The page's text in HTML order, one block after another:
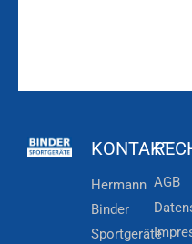
KONTAKT
Hermann
Binder
Sportgeräte
AGB